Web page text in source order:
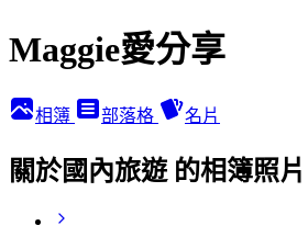
Maggie愛分享
相簿 部落格 名片
關於國內旅遊 的相簿照片